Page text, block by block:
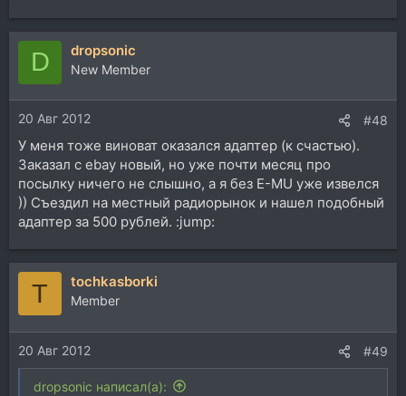
D dropsonic
New Member
20 Авг 2012 #48
У меня тоже виноват оказался адаптер (к счастью).
Заказал с ebay новый, но уже почти месяц про
посылку ничего не слышно, а я без E-MU уже извелся
)) Съездил на местный радиорынок и нашел подобный
адаптер за 500 рублей. :jump:
T tochkasborki
Member
20 Авг 2012 #49
dropsonic написал(а):